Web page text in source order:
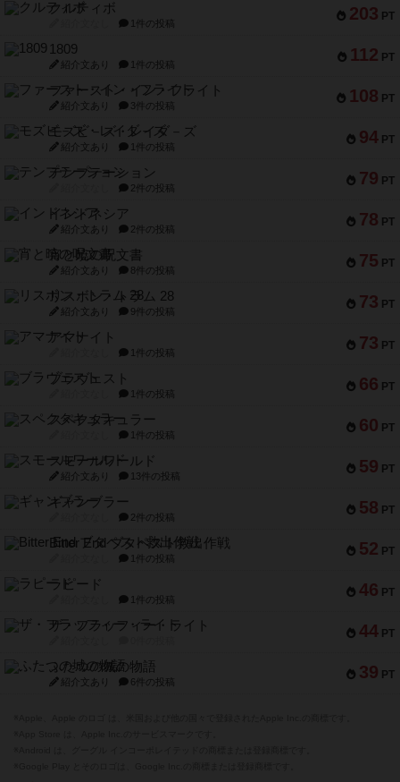
203 PT
クルティボ
1件の投稿
112 PT
1809
紹介文あり 1件の投稿
108 PT
ファースト・イン・フライト
紹介文あり 3件の投稿
94 PT
モズビ－ズ・レイダ－ズ
紹介文あり 1件の投稿
79 PT
テンプテーション
2件の投稿
78 PT
インドネシア
紹介文あり 2件の投稿
75 PT
宵と暁の呪文書
紹介文あり 8件の投稿
73 PT
リスボン・トラム 28
紹介文あり 9件の投稿
73 PT
アマナイト
1件の投稿
66 PT
ブラヴェスト
1件の投稿
60 PT
スペクタキュラー
1件の投稿
59 PT
スモールワールド
紹介文あり 13件の投稿
58 PT
ギャンブラー
2件の投稿
52 PT
Bitter End ブタペスト救出作戦
1件の投稿
46 PT
ラピード
1件の投稿
44 PT
ザ・フラッフィー・ライト
39 PT
ふたつの城の物語
紹介文あり 6件の投稿